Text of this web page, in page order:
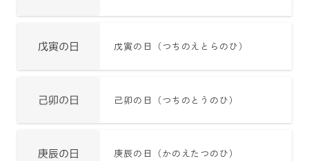
戊寅の日（つちのえとらのひ）
己卯の日（つちのとうのひ）
庚辰の日（かのえたつのひ）